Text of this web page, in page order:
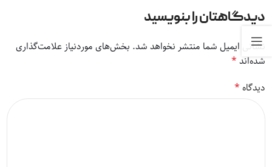
دیدگاهتان را بنویسید
نشانی ایمیل شما منتشر نخواهد شد. بخش‌های موردنیاز علامت‌گذاری
شده‌اند*
دیدگاه*